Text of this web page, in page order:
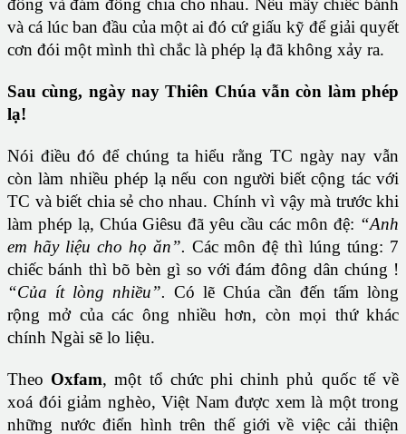
đông và đám đông chia cho nhau. Nếu mấy chiếc bánh
và cá lúc ban đầu của một ai đó cứ giấu kỹ để giải quyết
cơn đói một mình thì chắc là phép lạ đã không xảy ra.
Sau cùng, ngày nay Thiên Chúa vẫn còn làm phép
lạ!
Nói điều đó để chúng ta hiểu rằng TC ngày nay vẫn
còn làm nhiều phép lạ nếu con người biết cộng tác với
TC và biết chia sẻ cho nhau. Chính vì vậy mà trước khi
làm phép lạ, Chúa Giêsu đã yêu cầu các môn đệ: “Anh
em hãy liệu cho họ ăn”. Các môn đệ thì lúng túng: 7
chiếc bánh thì bõ bèn gì so với đám đông dân chúng !
“Của ít lòng nhiều”. Có lẽ Chúa cần đến tấm lòng
rộng mở của các ông nhiều hơn, còn mọi thứ khác
chính Ngài sẽ lo liệu.
Theo Oxfam, một tổ chức phi chinh phủ quốc tế về
xoá đói giảm nghèo, Việt Nam được xem là một trong
những nước điển hình trên thế giới về việc cải thiện